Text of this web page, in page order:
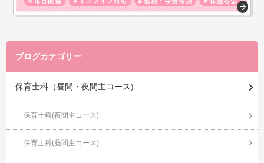
ブログカテゴリー
保育士科（昼間・夜間主コース)
保育士科(夜間主コース)
保育士科(昼間主コース)